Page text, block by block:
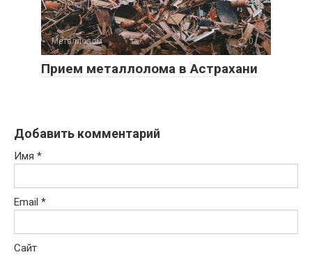
Металлолом 0
Прием металлолома в Астрахани
Добавить комментарий
Имя *
Email *
Сайт